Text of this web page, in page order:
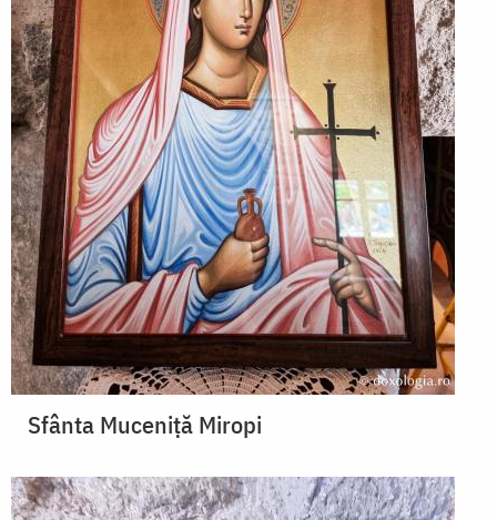
Sfânta Muceniță Miropi